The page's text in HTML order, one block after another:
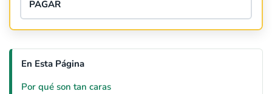
PAGAR
En Esta Página
Por qué son tan caras